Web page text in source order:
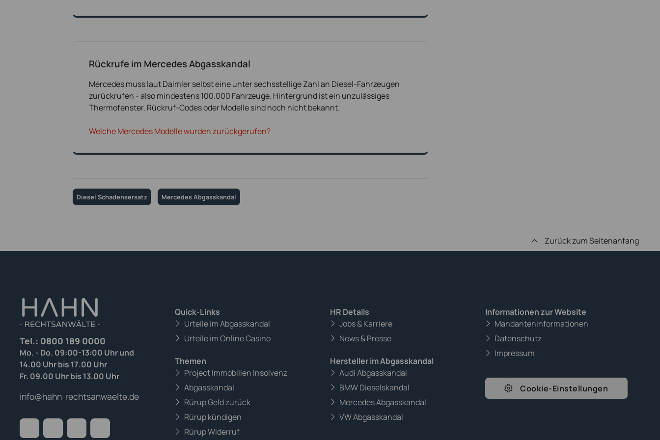
Rückrufe im Mercedes Abgasskandal
Mercedes muss laut Daimler selbst eine unter sechsstellige Zahl an Diesel-Fahrzeugen
zurückrufen - also mindestens 100.000 Fahrzeuge. Hintergrund ist ein unzulässiges
Thermofenster. Rückruf-Codes oder Modelle sind noch nicht bekannt.
Welche Mercedes Modelle wurden zurückgerufen?
Diesel Schadensersatz Mercedes Abgasskandal
Zurück zum Seitenanfang
Tel.: 0800 189 0000
Mo. - Do. 09:00-13:00 Uhr und
14.00 Uhr bis 17.00 Uhr
Fr. 09.00 Uhr bis 13.00 Uhr
info@hahn-rechtsanwaelte.de
Quick-Links
Urteile im Abgasskandal
Urteile im Online Casino
Themen
Project Immobilien Insolvenz
Abgasskandal
Rürup Geld zurück
Rürup kündigen
Rürup Widerruf
HR Details
Jobs & Karriere
News & Presse
Hersteller im Abgasskandal
Audi Abgasskandal
BMW Dieselskandal
Mercedes Abgasskandal
VW Abgasskandal
Informationen zur Website
Mandanteninformationen
Datenschutz
Impressum
Cookie-Einstellungen